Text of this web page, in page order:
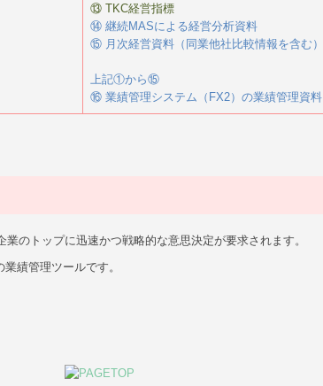
⑬ TKC経営指標
⑭ 継続MASによる経営分析資料
⑮ 月次経営資料（同業他社比較情報を含む）
上記①から⑮
⑯ 業績管理システム（FX2）の業績管理資料
のトップに迅速かつ戦略的な意思決定が要求されます。
績管理ツールです。